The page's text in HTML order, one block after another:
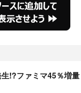
!?ファミマ45％増量